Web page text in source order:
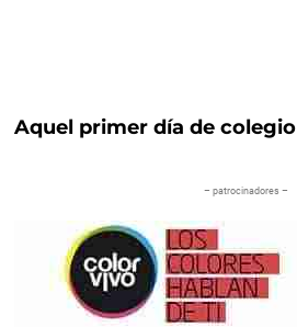
Aquel primer día de colegio
– patrocinadores –